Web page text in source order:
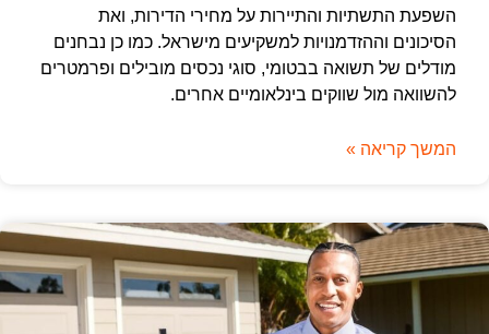
השפעת התשתיות והתיירות על מחירי הדירות, ואת
הסיכונים וההזדמנויות למשקיעים מישראל. כמו כן נבחנים
מודלים של תשואה בבטומי, סוגי נכסים מובילים ופרמטרים
להשוואה מול שווקים בינלאומיים אחרים.
המשך קריאה »